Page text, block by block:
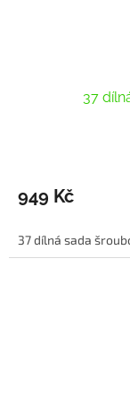
37
949 Kč
37 dílná sada